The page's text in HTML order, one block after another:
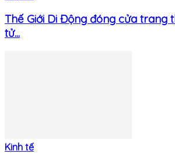
Thế Giới Di Động đóng cửa trang
tử...
Kinh tế